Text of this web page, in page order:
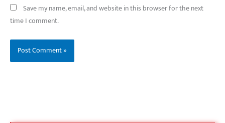
Save my name, email, and website in this browser for the next
time I comment.